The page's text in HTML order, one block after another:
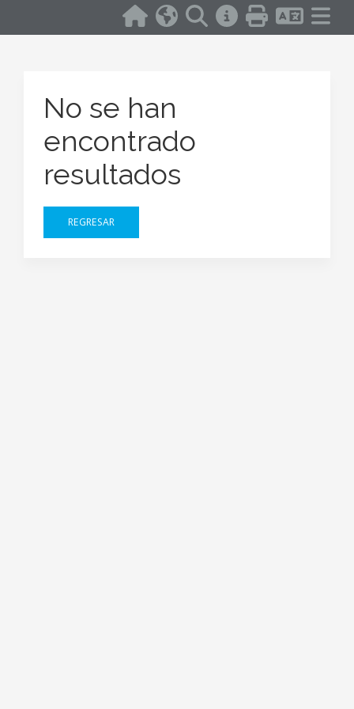
No se han
encontrado
resultados
REGRESAR